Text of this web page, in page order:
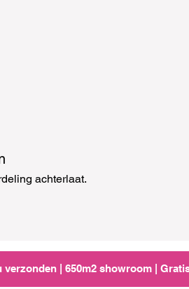
achterlaat.
| 650m2 showroom |